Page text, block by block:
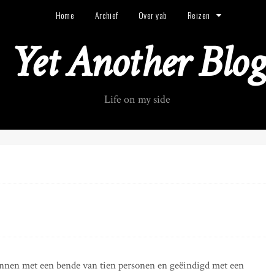
Home Archief Over yab Reizen
Yet Another Blog
Life on my side
met een bende van tien personen en geëindigd met een